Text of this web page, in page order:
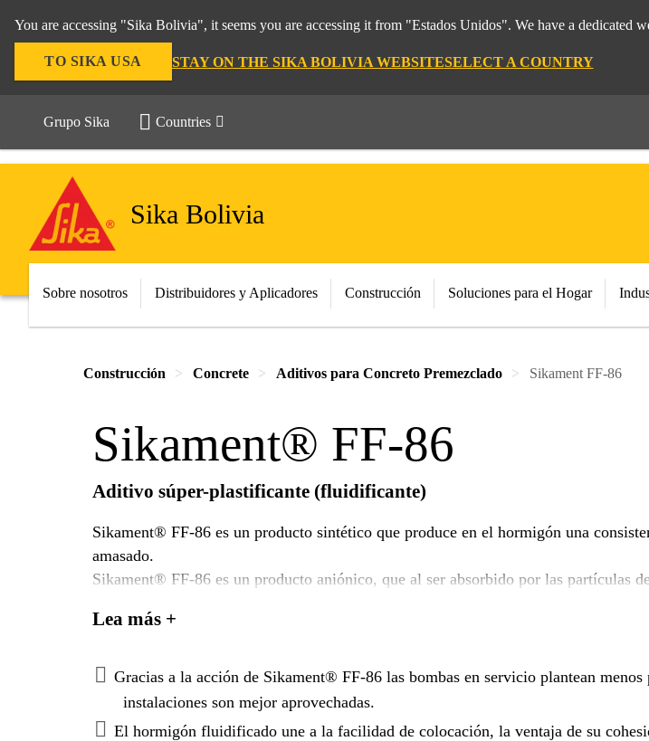
You are accessing "Sika Bolivia", it seems you are accessing it from "Estados Unidos". We have a dedicated
TO SIKA USA STAY ON THE SIKA BOLIVIA WEBSITESELECT A COUNTRY
Grupo Sika Countries
Sika Bolivia
Sobre nosotros Distribuidores y Aplicadores Construcción Soluciones para el Hogar
Construcción Concrete Aditivos para Concreto Premezclado Sikament FF-86
Sikament® FF-86
Aditivo súper-plastificante (fluidificante)
Sikament® FF-86 es un producto sintético que produce en el hormigón una
amasado.
Sikament® FF-86 es un producto aniónico, que al ser absorbido por las partículas
inflamable y no ejerce ninguna acción corrosiva sobre las armaduras.
Lea más +
Gracias a la acción de Sikament® FF-86 las bombas en servicio plantean
instalaciones son mejor aprovechadas.
El hormigón fluidificado une a la facilidad de colocación, la ventaja de su